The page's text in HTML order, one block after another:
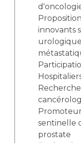
innovants
sentinelle
prostate